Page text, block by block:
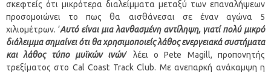
σκεφτείς ότι μικρότερα διαλείμματα μεταξύ των επαναλήψεων
προσομοιώνει το πως θα αισθάνεσαι σε έναν αγώνα 5
χιλιομέτρων. ‘Αυτό είναι μια λανθασμένη αντίληψη, γιατί πολύ μικρό
διάλειμμα σημαίνει ότι θα χρησιμοποιείς λάθος ενεργειακά συστήματα
και λάθος τύπο μυϊκών ινών’ λέει o Pete Magill, προπονητής
τρεξίματος στο Cal Coast Track Club. Με ανεπαρκή ανάκαμψη η